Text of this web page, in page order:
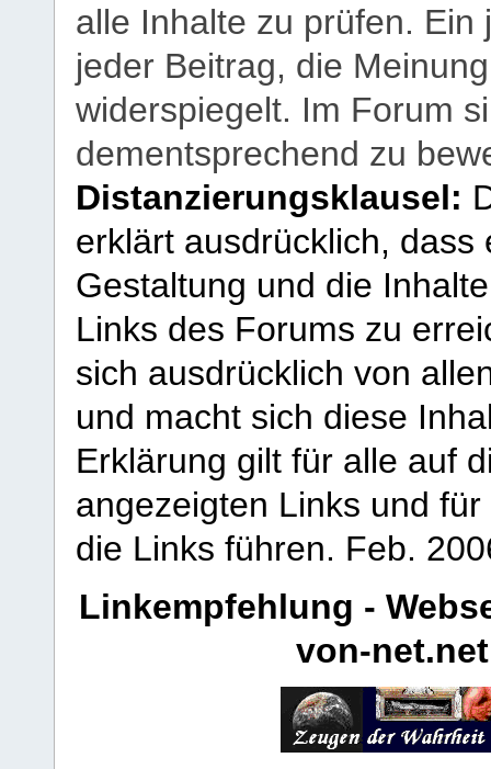
alle Inhalte zu prüfen.
jeder Beitrag, die
widerspiegelt. Im Forum
dementsprechend zu
Distanzierungsklausel:
erklärt ausdrücklich,
Gestaltung und die
Links des Forums zu
sich ausdrücklich von
und macht sich diese
Erklärung gilt für alle auf
angezeigten Links und
die Links führen. Feb.
Linkempfehlung -
von-net.net